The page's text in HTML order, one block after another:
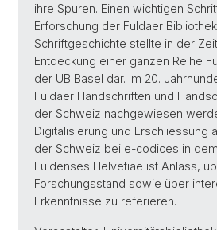
ihre Spuren. Einen wichtigen
Erforschung der Fuldaer
Schriftgeschichte stellte in der
Entdeckung einer ganzen Reihe
der UB Basel dar. Im 20.
Fuldaer Handschriften und
der Schweiz nachgewiesen
Digitalisierung und Erschliessung
der Schweiz bei e-codices in
Fuldenses Helvetiae ist Anlass,
Forschungsstand sowie über
Erkenntnisse zu referieren.